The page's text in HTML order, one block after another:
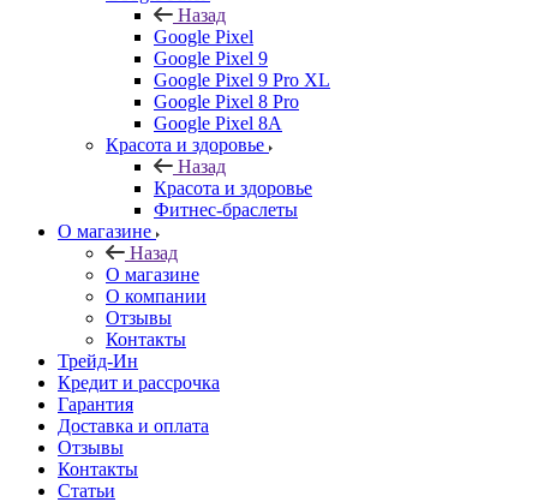
Назад
Google Pixel
Google Pixel 9
Google Pixel 9 Pro XL
Google Pixel 8 Pro
Google Pixel 8A
Красота и здоровье
Назад
Красота и здоровье
Фитнес-браслеты
О магазине
Назад
О магазине
О компании
Отзывы
Контакты
Трейд-Ин
Кредит и рассрочка
Гарантия
Доставка и оплата
Отзывы
Контакты
Статьи